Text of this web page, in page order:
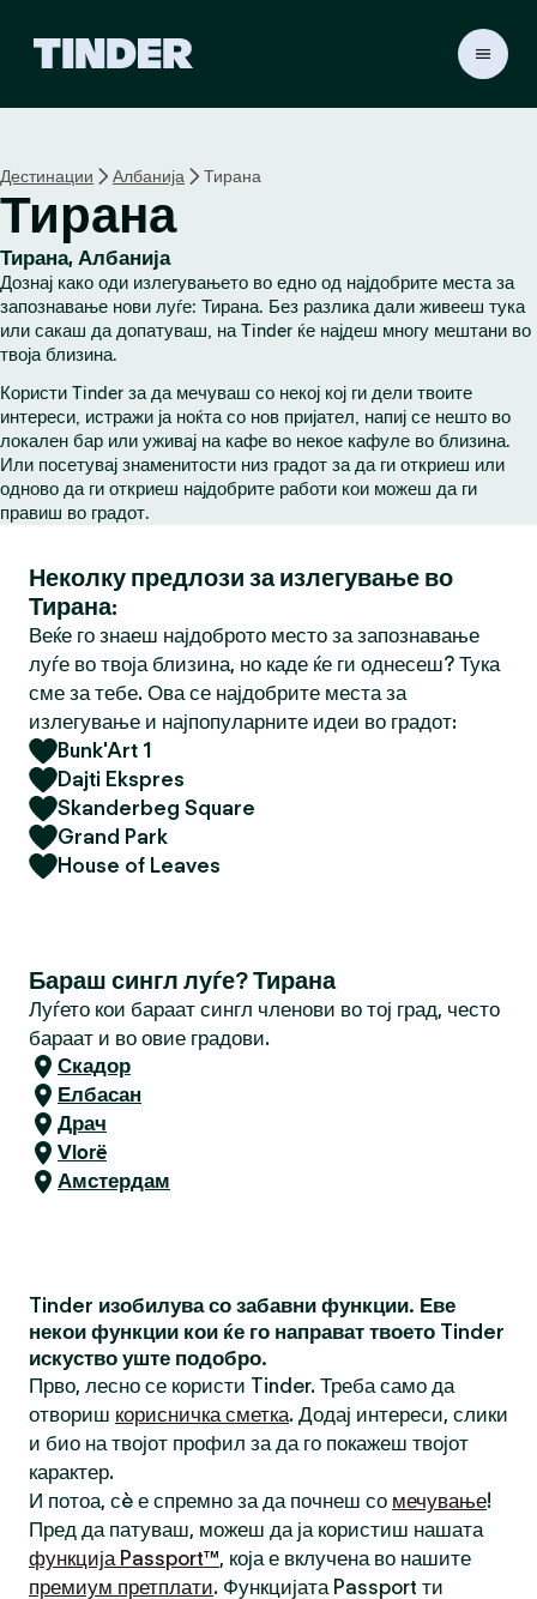
r
e
Дестинации Албанија Тирана
Тирана
Тирана, Албанија
Дознај како оди излегувањето во едно од најдобрите места за
запознавање нови луѓе: Тирана. Без разлика дали живееш тука
или сакаш да допатуваш, на Tinder ќе најдеш многу мештани во
твоја близина.
Користи Tinder за да мечуваш со некој кој ги дели твоите
интереси, истражи ја ноќта со нов пријател, напиј се нешто во
локален бар или уживај на кафе во некое кафуле во близина.
Или посетувај знаменитости низ градот за да ги откриеш или
одново да ги откриеш најдобрите работи кои можеш да ги
правиш во градот.
Неколку предлози за излегување во
Тирана:
Веќе го знаеш најдоброто место за запознавање
луѓе во твоја близина, но каде ќе ги однесеш? Тука
сме за тебе. Ова се најдобрите места за
излегување и најпопуларните идеи во градот:
Bunk'Art 1
Dajti Ekspres
Skanderbeg Square
Grand Park
House of Leaves
Бараш сингл луѓе? Тирана
Луѓето кои бараат сингл членови во тој град, често
бараат и во овие градови.
Скадор
Елбасан
Драч
Vlorë
Амстердам
Tinder изобилува со забавни функции. Еве
некои функции кои ќе го направат твоето Tinder
искуство уште подобро.
Прво, лесно се користи Tinder. Треба само да
отвориш корисничка сметка. Додај интереси, слики
и био на твојот профил за да го покажеш твојот
карактер.
И потоа, сè е спремно за да почнеш со мечување!
Пред да патуваш, можеш да ја користиш нашата
функција Passport™, која е вклучена во нашите
премиум претплати. Функцијата Passport ти